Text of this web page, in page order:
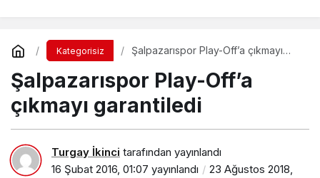
Kategorisiz
Şalpazarıspor Play-Off’a çıkmayı
Şalpazarıspor Play-Off’a
çıkmayı garantiledi
Turgay İkinci tarafından yayınlandı
16 Şubat 2016, 01:07 yayınlandı
23 Ağustos 2018,